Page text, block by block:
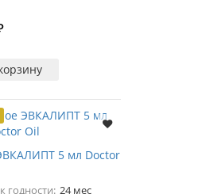
5 мл Doctor
годности: 24 мес